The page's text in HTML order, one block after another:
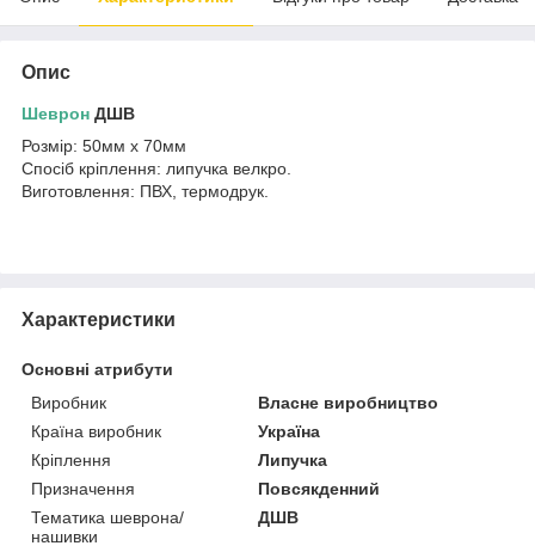
Опис
Шеврон ДШВ
Розмір: 50мм х 70мм
Спосіб кріплення: липучка велкро.
Виготовлення: ПВХ, термодрук.
Характеристики
Основні атрибути
Виробник
Власне виробництво
Країна виробник
Україна
Кріплення
Липучка
Призначення
Повсякденний
Тематика шеврона/
нашивки
ДШВ